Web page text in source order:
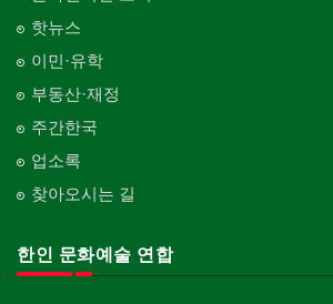
핫뉴스
이민·유학
부동산·재정
주간한국
업소록
찾아오시는 길
한인 문화예술 연합